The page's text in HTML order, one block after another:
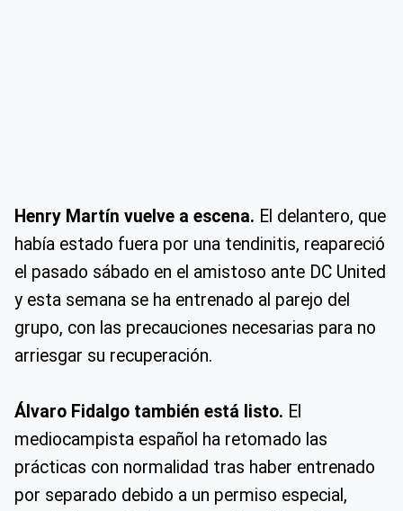
Henry Martín vuelve a escena. El delantero, que
había estado fuera por una tendinitis, reapareció
el pasado sábado en el amistoso ante DC United
y esta semana se ha entrenado al parejo del
grupo, con las precauciones necesarias para no
arriesgar su recuperación.
Álvaro Fidalgo también está listo. El
mediocampista español ha retomado las
prácticas con normalidad tras haber entrenado
por separado debido a un permiso especial,